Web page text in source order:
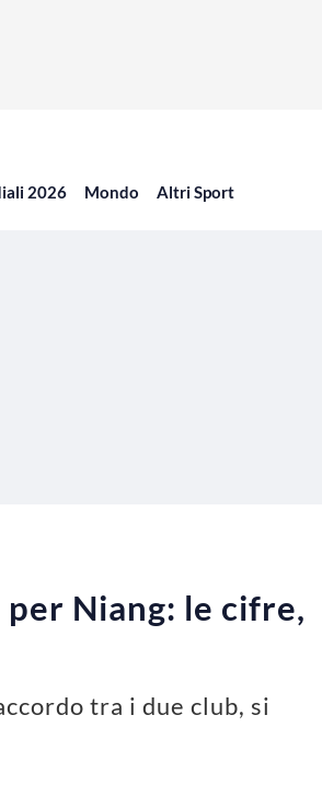
2026 Mondo Altri Sport
Niang: le cifre,
tra i due club, si